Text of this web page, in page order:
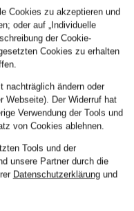
Cookies zu akzeptieren und
oder auf „Individuelle
der Cookie-
Cookies zu erhalten
nachträglich ändern oder
Webseite). Der Widerruf hat
Verwendung der Tools und
von Cookies ablehnen.
Tools und der
unsere Partner durch die
Datenschutzerklärungund